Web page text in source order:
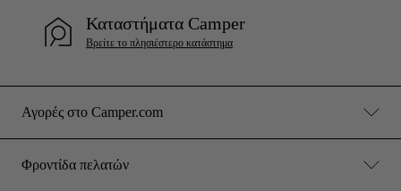
Αγορές στο Camper.com
Φροντίδα πελατών
Καταστήματα Camper
Βρείτε το πλησιέστερο κατάστημα